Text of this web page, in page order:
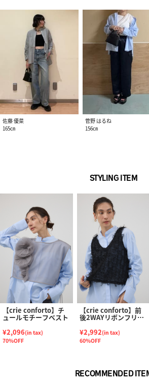
佐藤 優菜
165㎝
菅野 はるね
156㎝
STYLING ITEM
【crie conforto】チ
ュールモチーフベスト
¥2,096(in tax)
70%OFF
【crie conforto】前
後2WAYリボンフリン
ジベスト
¥2,992(in tax)
60%OFF
RECOMMENDED